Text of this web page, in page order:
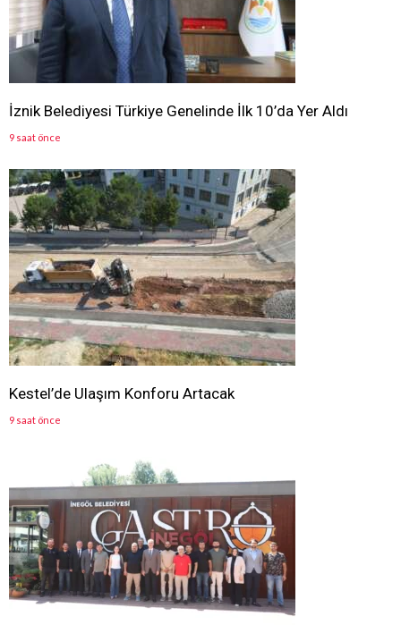
İznik Belediyesi Türkiye Genelinde İlk 10’da Yer Aldı
9 saat önce
Kestel’de Ulaşım Konforu Artacak
9 saat önce